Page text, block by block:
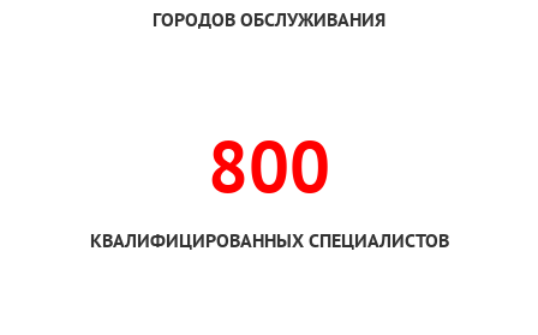
ГОРОДОВ ОБСЛУЖИВАНИЯ
800
КВАЛИФИЦИРОВАННЫХ СПЕЦИАЛИСТОВ